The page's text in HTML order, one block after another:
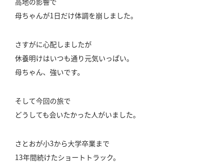
母ちゃんが1日だけ体調を崩しました。
さすがに心配しましたが
休養明けはいつも通り元気いっぱい。
母ちゃん、強いです。
そして今回の旅で
どうしても会いたかった人がいました。
さとおが小3から大学卒業まで
13年間続けたショートトラック。